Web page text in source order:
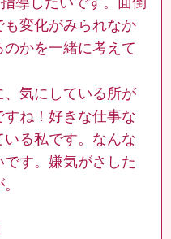
変化がみられなか
かを一緒に考えて
気にしている所が
ね！好きな仕事な
る私です。なんな
す。嫌気がさした